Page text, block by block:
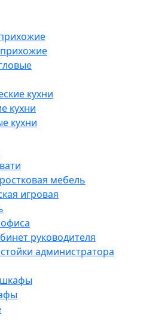
кухни
кухни
кухни
мебель
игровая
руководителя
администратора